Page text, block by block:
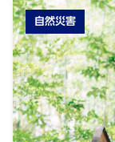
自然災害